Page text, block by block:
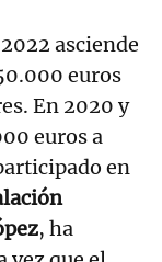
asciende
euros
En 2020 y
euros a
en
, ha